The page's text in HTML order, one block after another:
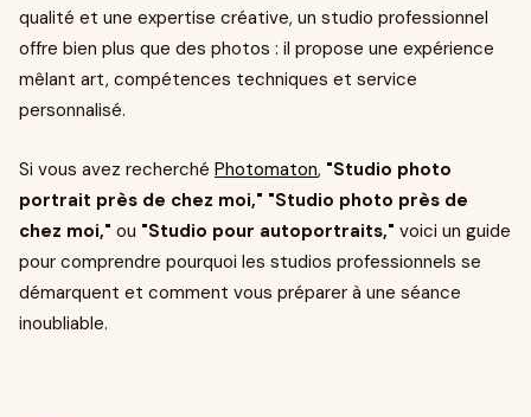
qualité et une expertise créative, un studio professionnel
offre bien plus que des photos : il propose une expérience
mêlant art, compétences techniques et service
personnalisé.
Si vous avez recherché Photomaton, "Studio photo
portrait près de chez moi," "Studio photo près de
chez moi," ou "Studio pour autoportraits," voici un guide
pour comprendre pourquoi les studios professionnels se
démarquent et comment vous préparer à une séance
inoubliable.